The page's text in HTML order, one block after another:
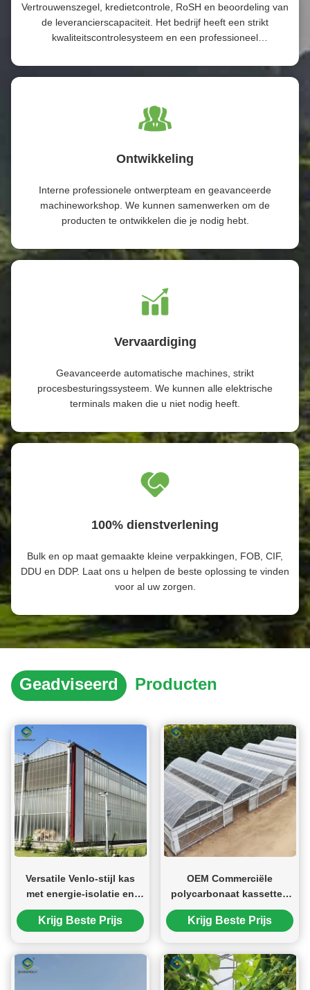
Vertrouwenszegel, kredietcontrole, RoSH en beoordeling van
de leverancierscapaciteit. Het bedrijf heeft een strikt
kwaliteitscontrolesysteem en een professioneel
Ontwikkeling
Interne professionele ontwerpteam en geavanceerde
machineworkshop. We kunnen samenwerken om de
producten te ontwikkelen die je nodig hebt.
Vervaardiging
Geavanceerde automatische machines, strikt
procesbesturingssysteem. We kunnen alle elektrische
terminals maken die u niet nodig heeft.
100% dienstverlening
Bulk en op maat gemaakte kleine verpakkingen, FOB, CIF,
DDU en DDP. Laat ons u helpen de beste oplossing te vinden
voor al uw zorgen.
Geadviseerd Producten
Versatile Venlo-stijl kas
met energie-isolatie en
geautomatiseerde
klimaatregeling voor het
Krijg Beste Prijs
OEM Commerciële
polycarbonaat kassetten
voor groentenzaaien
Krijg Beste Prijs